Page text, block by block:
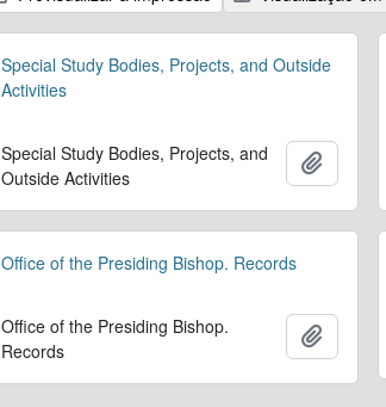
Special Study Bodies, Projects, and Outside
Activities
Special Study Bodies, Projects, and
Outside Activities
Office of the Presiding Bishop. Records
Office of the Presiding Bishop.
Records